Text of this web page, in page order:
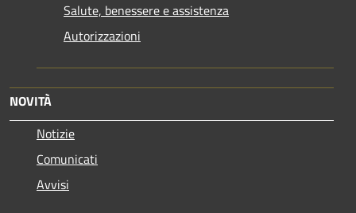
Salute, benessere e assistenza
Autorizzazioni
NOVITÀ
Notizie
Comunicati
Avvisi